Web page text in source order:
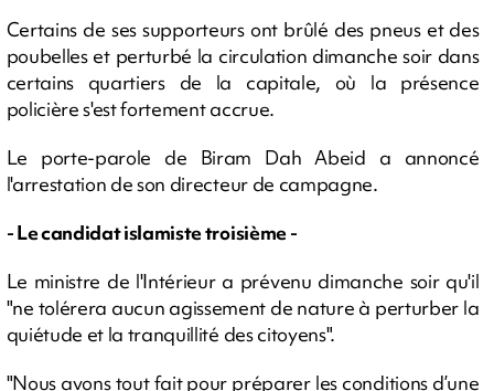
Certains de ses supporteurs ont brûlé des pneus et des
poubelles et perturbé la circulation dimanche soir dans
certains quartiers de la capitale, où la présence
policière s'est fortement accrue.
Le porte-parole de Biram Dah Abeid a annoncé
l'arrestation de son directeur de campagne.
- Le candidat islamiste troisième -
Le ministre de l'Intérieur a prévenu dimanche soir qu'il
"ne tolérera aucun agissement de nature à perturber la
quiétude et la tranquillité des citoyens".
"Nous avons tout fait pour préparer les conditions d’une